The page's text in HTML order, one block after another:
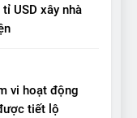
hoàn thiện
Mẫu xe cá
USD xây nhà
vi hoạt động
tiết lộ